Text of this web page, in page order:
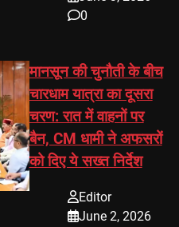
0
मानसून की चुनौती के बीच
चारधाम यात्रा का दूसरा
चरण: रात में वाहनों पर
बैन, CM धामी ने अफसरों
को दिए ये सख्त निर्देश
Editor
June 2, 2026